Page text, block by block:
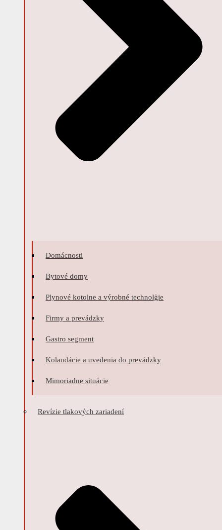
Domácnosti
Bytové domy
Plynové kotolne a výrobné technolģie
Firmy a prevádzky
Gastro segment
Kolaudácie a uvedenia do prevádzky
Mimoriadne situácie
Revízie tlakových zariadení